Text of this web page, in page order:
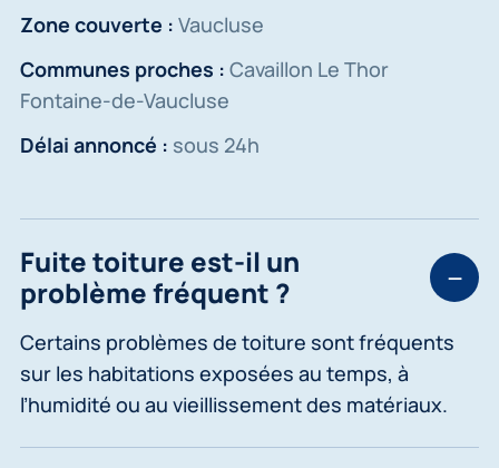
Zone couverte : Vaucluse
Communes proches : Cavaillon Le Thor
Fontaine-de-Vaucluse
Délai annoncé : sous 24h
Fuite toiture est-il un
problème fréquent ?
Certains problèmes de toiture sont fréquents
sur les habitations exposées au temps, à
l’humidité ou au vieillissement des matériaux.